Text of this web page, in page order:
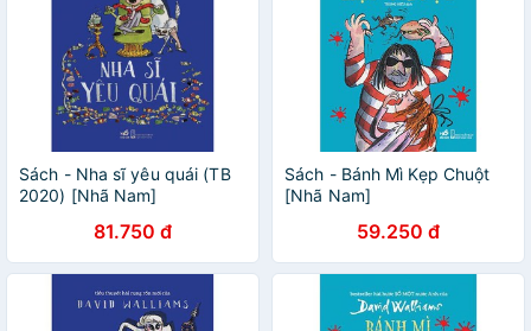
Sách - Nha sĩ yêu quái (TB
2020) [Nhã Nam]
81.750 đ
Sách - Bánh Mì Kẹp Chuột
[Nhã Nam]
59.250 đ